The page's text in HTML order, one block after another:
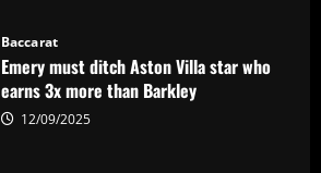
Baccarat
Emery must ditch Aston Villa star who
earns 3x more than Barkley
12/09/2025